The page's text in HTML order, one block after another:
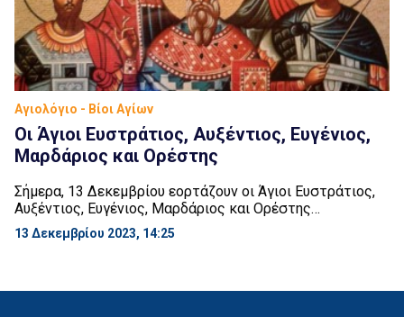
Αγιολόγιο - Βίοι Αγίων
Οι Άγιοι Ευστράτιος, Αυξέντιος, Ευγένιος,
Μαρδάριος και Ορέστης
Σήμερα, 13 Δεκεμβρίου εορτάζουν οι Άγιοι Ευστράτιος,
Αυξέντιος, Ευγένιος, Μαρδάριος και Ορέστης
μαρτύρησαν κατά το σκληρό διωγμό των χριστιανών επί
Διοκλητιανού. Ο Ευστράτιος, που ήταν ανώτερος
έστειλε στον έπαρχο Αγρικόλα. Φημισμένος αυτός για
13 Δεκεμβρίου 2023, 14:25